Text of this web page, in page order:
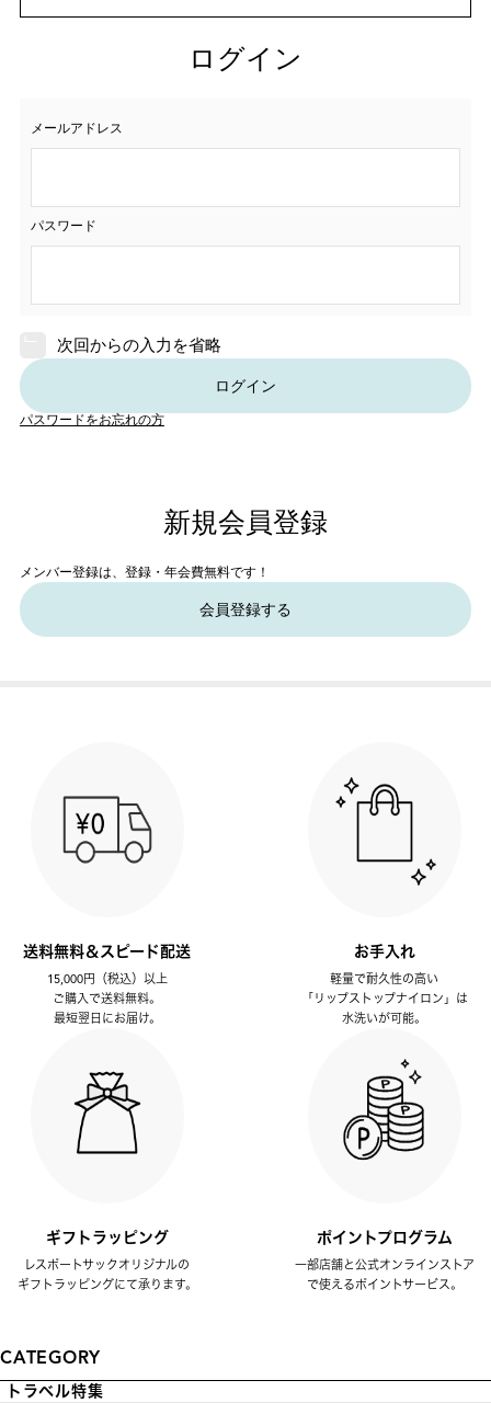
ログイン
メールアドレス
パスワード
次回からの入力を省略
ログイン
パスワードをお忘れの方
新規会員登録
メンバー登録は、登録・年会費無料です！
会員登録する
送料無料＆スピード配送
15,000円（税込）以上
ご購入で送料無料。
最短翌日にお届け。
お手入れ
軽量で耐久性の高い
「リップストップナイロン」は
水洗いが可能。
ギフトラッピング
レスポートサックオリジナルの
ギフトラッピングにて承ります。
ポイントプログラム
一部店舗と公式オンラインストア
で使えるポイントサービス。
CATEGORY
トラベル特集